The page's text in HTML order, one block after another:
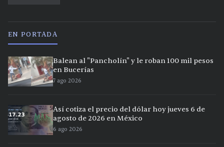
EN PORTADA
Balean al "Pancholín" y le roban 100 mil pesos
en Bucerías
7 ago 2026
Así cotiza el precio del dólar hoy jueves 6 de
agosto de 2026 en México
6 ago 2026